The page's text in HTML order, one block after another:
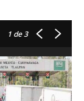
1 de 3